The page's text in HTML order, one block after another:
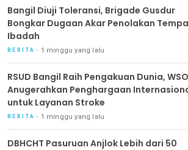
Bangil Diuji Toleransi, Brigade Gusdur
Bongkar Dugaan Akar Penolakan
Ibadah
BERITA 1 minggu yang lalu
RSUD Bangil Raih Pengakuan Dunia, WSO
Anugerahkan Penghargaan
untuk Layanan Stroke
BERITA 1 minggu yang lalu
DBHCHT Pasuruan Anjlok Lebih dari 50